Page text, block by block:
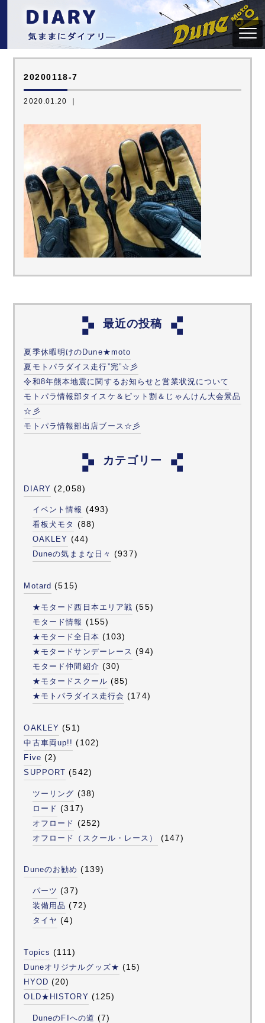
20200118-7
2020.01.20 ｜
最近の投稿
夏季休暇明けのDune★moto
夏モトパラダイス走行”完”☆彡
令和8年熊本地震に関するお知らせと営業状況について
モトパラ情報部タイスケ＆ピット割＆じゃんけん大会景品
☆彡
モトパラ情報部出店ブース☆彡
カテゴリー
DIARY (2,058)
イベント情報 (493)
看板犬モタ (88)
OAKLEY (44)
Duneの気ままな日々 (937)
Motard (515)
★モタード西日本エリア戦 (55)
モタード情報 (155)
★モタード全日本 (103)
★モタードサンデーレース (94)
モタード仲間紹介 (30)
★モタードスクール (85)
★モトパラダイス走行会 (174)
OAKLEY (51)
中古車両up!! (102)
Five (2)
SUPPORT (542)
ツーリング (38)
ロード (317)
オフロード (252)
オフロード（スクール・レース） (147)
Duneのお勧め (139)
パーツ (37)
装備用品 (72)
タイヤ (4)
Topics (111)
Duneオリジナルグッズ★ (15)
HYOD (20)
OLD★HISTORY (125)
DuneのFIへの道 (7)